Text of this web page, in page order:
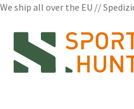
We ship all over the EU //
Vai
alla
navigazione
Vai
al
contenuto